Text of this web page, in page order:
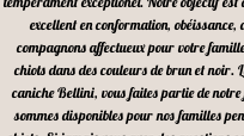
excellent en conformation,
compagnons affectueux pour votre
chiots dans des couleurs de brun et noir.
caniche Bellini, vous faites partie de
sommes disponibles pour nos familles